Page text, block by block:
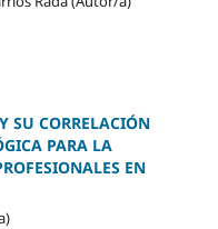
SU CORRELACIÓN
PARA LA
EN